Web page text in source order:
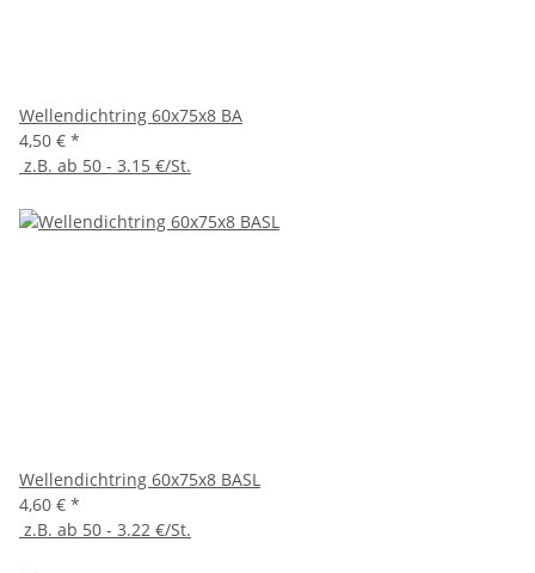
Wellendichtring 60x75x8 BA
4,50 € *
z.B. ab 50 - 3.15 €/St.
Wellendichtring 60x75x8 BASL
4,60 € *
z.B. ab 50 - 3.22 €/St.